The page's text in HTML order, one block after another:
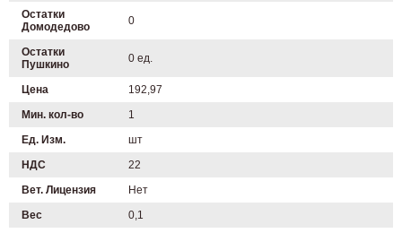
Остатки
Домодедово
0
Остатки
Пушкино
0 ед.
Цена
192,97
Мин. кол-во
1
Ед. Изм.
шт
НДС
22
Вет. Лицензия
Нет
Вес
0,1